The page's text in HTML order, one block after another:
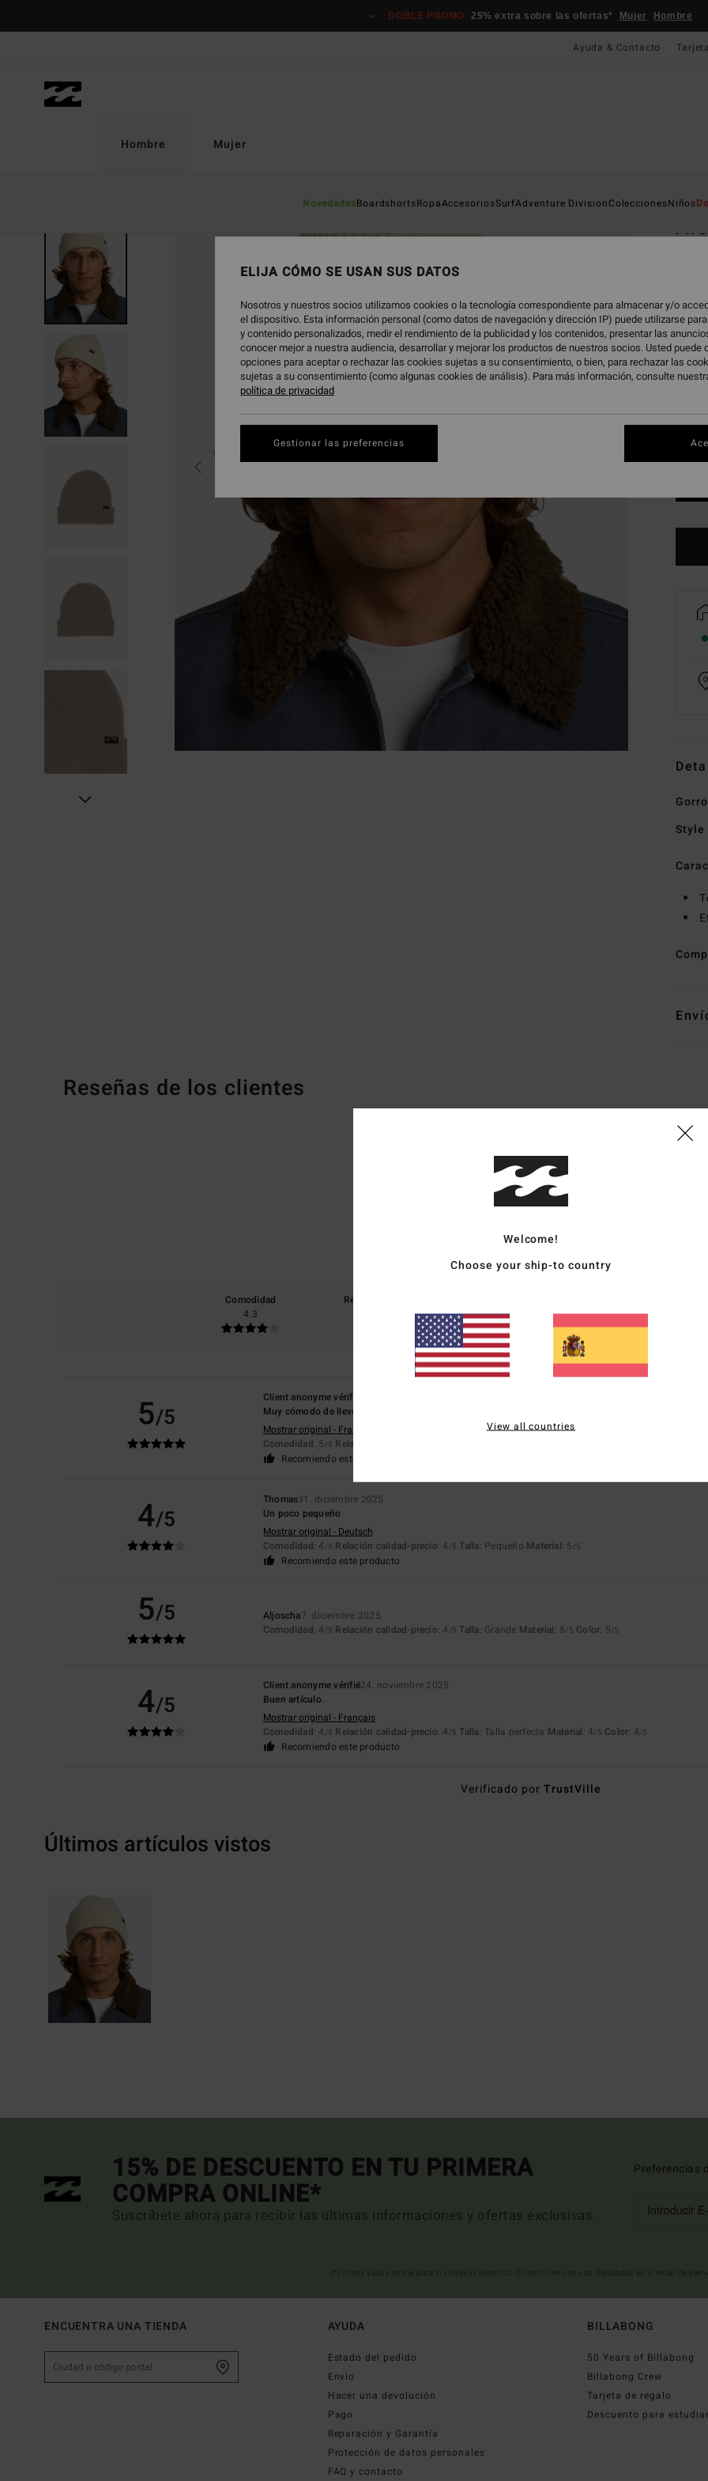
producto
DOBLE PROMO 25% extra sobre las ofertas* Mujer Hombre
Ayuda & Contacto
Hombre
NovedadesBoardshortsRopaAccesoriosSurfAdventure DivisionColeccionesNiños
Mujer
Color
Style
Reseñas de los clientes
Puntuación media
4.5/5
4 reseñas verificadasdesde noviembre 2025
El 75% de nuestros clientes recomiendan este producto
Comodidad
4.3
Relación calidad-precio
Demasiado pequeño
5/5
Client anonyme vérifié
Muy cómodo de llevar
Mostrar original - Français
Comodidad: 5 /5 Relación calidad-precio
Recomiendo este producto
4/5
Thomas31. diciembre 2025
Un poco pequeño
Mostrar original - Deutsch
Comodidad: 4 /5 Relación calidad-precio: 4 /5 Talla: Pequeño Material: 5 /5
Recomiendo este producto
5/5 Aljoscha7. diciembre 2025
Comodidad: 4 /5 Relación calidad-precio: 4 /5 Talla: Grande Material: 5/5 Color: 5/5
4/5
Client anonyme vérifié24. noviembre 2025
Buen artículo.
Mostrar original - Français
Comodidad: 4 /5 Relación calidad-precio: 4 /5 Talla: Talla perfecta Material: 4/5 Color: 4/5
Recomiendo este producto
Verificado por TrustVille
Últimos artículos vistos
15% DE DESCUENTO EN TU PRIMERA
COMPRA ONLINE*
Suscríbete ahora para recibir las ultimas informaciones y ofertas exclusivas.
Preferencias
ENCUENTRA UNA TIENDA AYUDA
Estado del pedido
Envio
Hacer una devolución
Pago
Reparación y Garantía
Protección de datos personales
FAQ y contacto
BILLABONG
50 Years of Billabong
Billabong Crew
Tarjeta de regalo
Descuento para
Welcome!
Choose your ship-to country
View all countries
ELIJA CÓMO SE USAN SUS DATOS
Nosotros y nuestros socios utilizamos cookies o la tecnología correspondiente para almacenar y/o
el dispositivo. Esta información personal (como datos de navegación y dirección IP) puede utilizarse
y contenido personalizados, medir el rendimiento de la publicidad y los contenidos, presentar las
conocer mejor a nuestra audiencia, desarrollar y mejorar los productos de nuestros socios. Usted puede
opciones para aceptar o rechazar las cookies sujetas a su consentimiento, o bien, para rechazar las
sujetas a su consentimiento (como algunas cookies de análisis). Para más información, consulte
política de privacidad
Gestionar las preferencias